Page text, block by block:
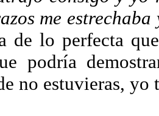
me
de lo perfecta
podría
no estuvieras,